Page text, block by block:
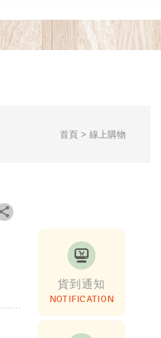
首頁 線上購物
貨到通知
NOTIFICATION